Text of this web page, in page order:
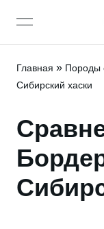
open navigation
Главная » Породы
Сибирский хаски